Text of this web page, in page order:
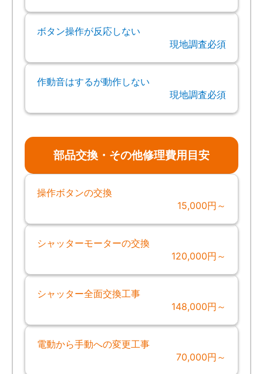
ボタン操作が反応しない
現地調査必須
作動音はするが動作しない
現地調査必須
部品交換・その他修理費用目安
操作ボタンの交換
15,000円～
シャッターモーターの交換
120,000円～
シャッター全面交換工事
148,000円～
電動から手動への変更工事
70,000円～